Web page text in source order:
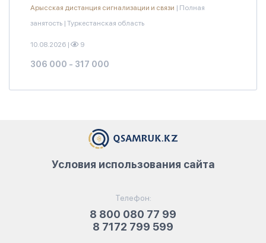
Арысская дистанция сигнализации и связи | Полная
занятость | Туркестанская область
10.08.2026 | 9
306 000 - 317 000
Телефон:
8 800 080 77 99
8 7172 799 599
Условия использования сайта